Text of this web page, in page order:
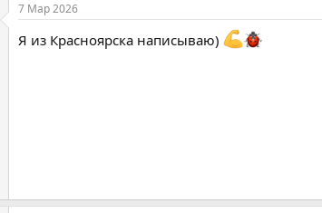
7 Мар 2026
Я из Красноярска написываю)